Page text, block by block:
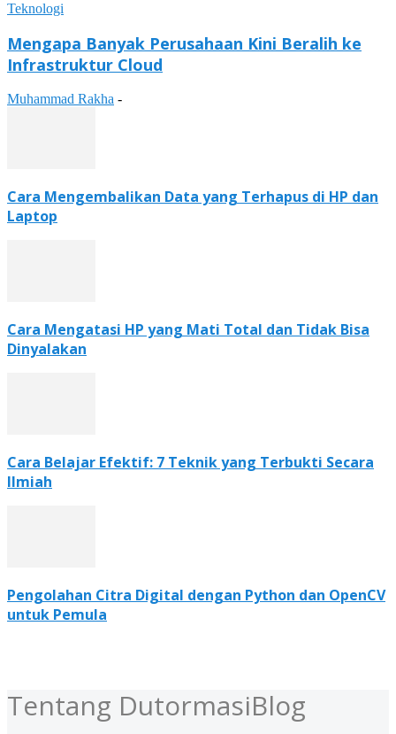
Teknologi
Mengapa Banyak Perusahaan Kini Beralih ke
Infrastruktur Cloud
Muhammad Rakha -
Cara Mengembalikan Data yang Terhapus di HP dan
Laptop
Cara Mengatasi HP yang Mati Total dan Tidak Bisa
Dinyalakan
Cara Belajar Efektif: 7 Teknik yang Terbukti Secara
Ilmiah
Pengolahan Citra Digital dengan Python dan OpenCV
untuk Pemula
Tentang DutormasiBlog